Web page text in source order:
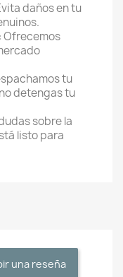
daños en tu
Ofrecemos
tu
detengas tu
sobre la
listo para
una reseña